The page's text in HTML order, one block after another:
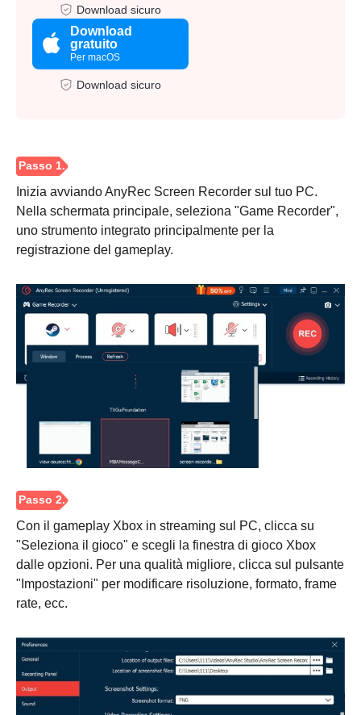
Download sicuro
Download
gratuito
Per macOS
Download sicuro
Inizia avviando AnyRec Screen Recorder sul tuo PC.
Nella schermata principale, seleziona "Game Recorder",
uno strumento integrato principalmente per la
registrazione del gameplay.
Con il gameplay Xbox in streaming sul PC, clicca su
"Seleziona il gioco" e scegli la finestra di gioco Xbox
dalle opzioni. Per una qualità migliore, clicca sul pulsante
"Impostazioni" per modificare risoluzione, formato, frame
rate, ecc.